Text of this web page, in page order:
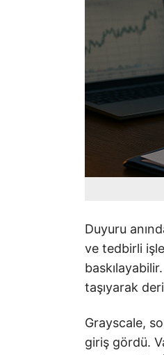
Duyuru
ve tedbirli
taşıyarak
Grayscale,
giriş gördü.